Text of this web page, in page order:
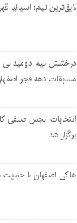
لایق‌ترین تیم؛ اسپانیا
درخشش تیم دومیدانی
مسابقات دهه فجر اصفهان / کسب
انتخابات انجمن صنفی
برگزار شد
هاکی اصفهان با حمایت